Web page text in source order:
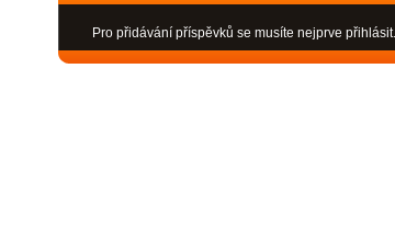
Pro přidávání příspěvků se musíte nejprve přihlásit.